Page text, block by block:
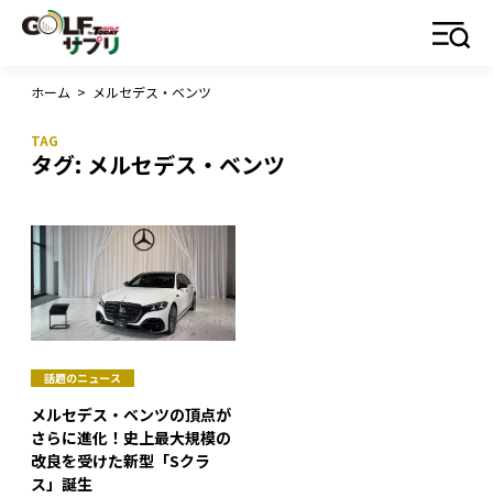
ホーム > メルセデス・ベンツ
タグ: メルセデス・ベンツ
話題のニュース
メルセデス・ベンツの頂点が
さらに進化！史上最大規模の
改良を受けた新型「Sクラ
ス」誕生